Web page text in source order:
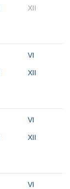
XII
VI
XII
VI
XII
VI